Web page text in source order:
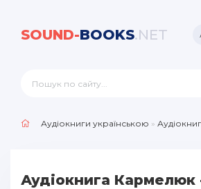
SOUND-BOOKS.NET
Аудіокниги українською » Аудіокниги
Аудіокнига Кармелюк